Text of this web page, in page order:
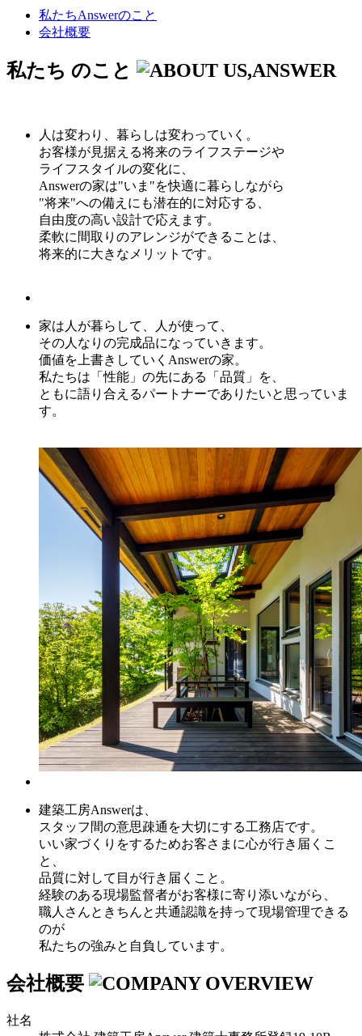
私たちAnswerのこと
会社概要
私たち のこと
人は変わり、暮らしは変わっていく。
お客様が見据える将来のライフステージや
ライフスタイルの変化に、
Answerの家は"いま"を快適に暮らしながら
"将来"への備えにも潜在的に対応する、
自由度の高い設計で応えます。
柔軟に間取りのアレンジができることは、
将来的に大きなメリットです。
家は人が暮らして、人が使って、
その人なりの完成品になっていきます。
価値を上書きしていくAnswerの家。
私たちは「性能」の先にある「品質」を、
ともに語り合えるパートナーでありたいと思っていま
す。
建築工房Answerは、
スタッフ間の意思疎通を大切にする工務店です。
いい家づくりをするためお客さまに心が行き届くこ
と、
品質に対して目が行き届くこと。
経験のある現場監督者がお客様に寄り添いながら、
職人さんときちんと共通認識を持って現場管理できる
のが
私たちの強みと自負しています。
会社概要
社名